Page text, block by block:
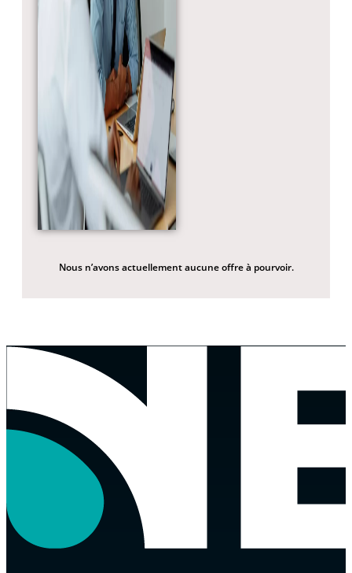
Nous n’avons actuellement aucune offre à pourvoir.